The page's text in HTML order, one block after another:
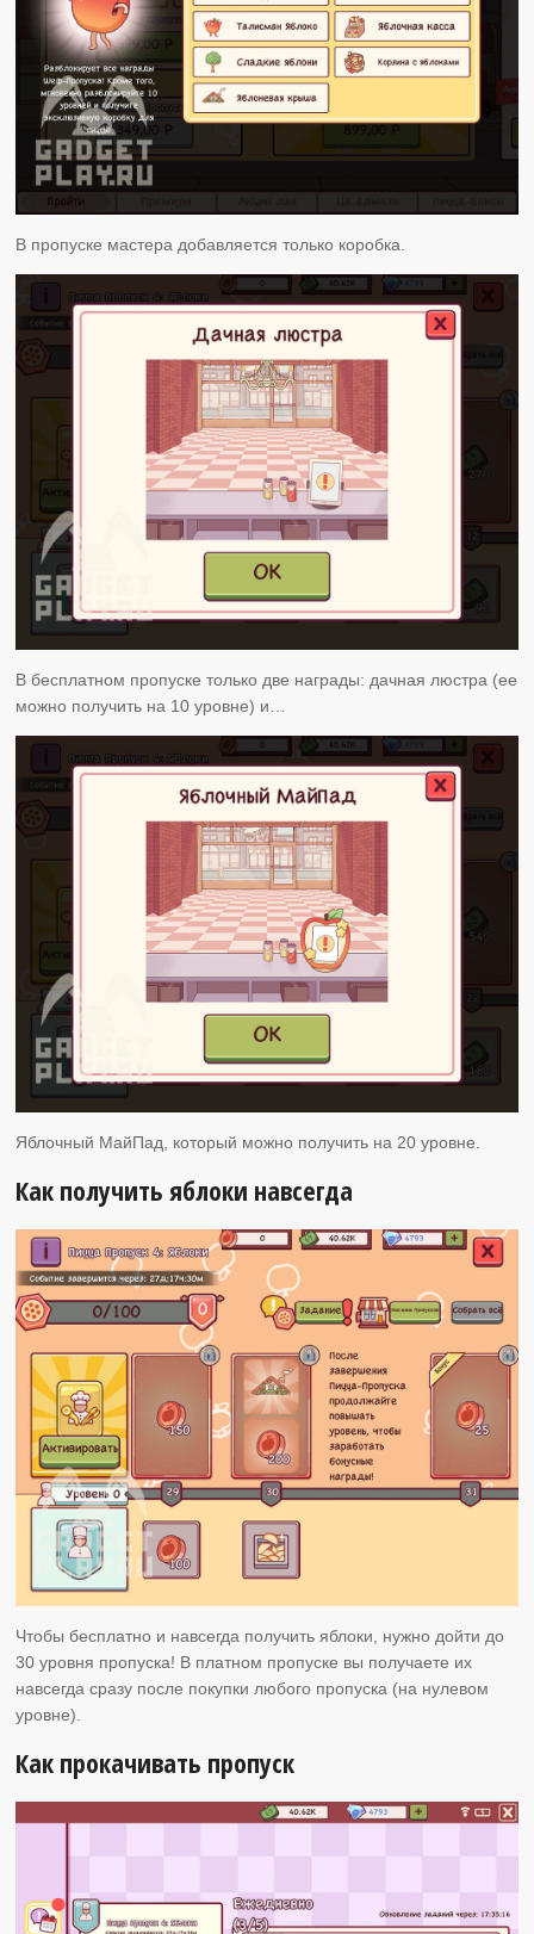
В пропуске мастера добавляется только коробка.
В бесплатном пропуске только две награды: дачная люстра (ее
можно получить на 10 уровне) и…
Яблочный МайПад, который можно получить на 20 уровне.
Как получить яблоки навсегда
Чтобы бесплатно и навсегда получить яблоки, нужно дойти до
30 уровня пропуска! В платном пропуске вы получаете их
навсегда сразу после покупки любого пропуска (на нулевом
уровне).
Как прокачивать пропуск